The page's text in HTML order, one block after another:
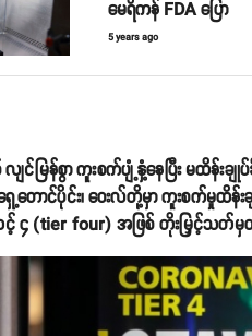
မေရိကန် FDA ပြော
5 years ago
လျင်မြန်စွာ ကူးစက်ပျံ့နှံ့နေပြီး မထိန်
တောင်ပိုင်း၊ ဝေးလ်တို့မှာ ကူးစက်မှုထိ
၄ (tier four) အဖြစ် တိုးမြှင့်သတ်မှ